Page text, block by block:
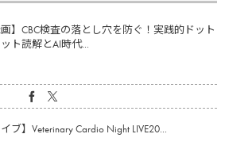
画】CBC検査の落とし穴を防ぐ！実践的ドット
ト読解とAI時代...
イブ】Veterinary Cardio Night LIVE20...